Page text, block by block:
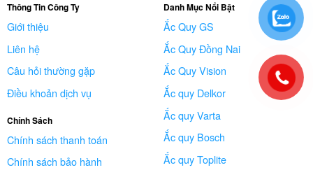
Thông Tin Công Ty
Giới thiệu
Liên hệ
Câu hỏi thường gặp
Điều khoản dịch vụ
Chính Sách
Chính sách thanh toán
Chính sách bảo hành
Danh Mục Nổi Bật
Ắc Quy GS
Ắc Quy Đồng Nai
Ắc Quy Vision
Ắc quy Delkor
Ắc quy Varta
Ắc quy Bosch
Ắc quy Toplite